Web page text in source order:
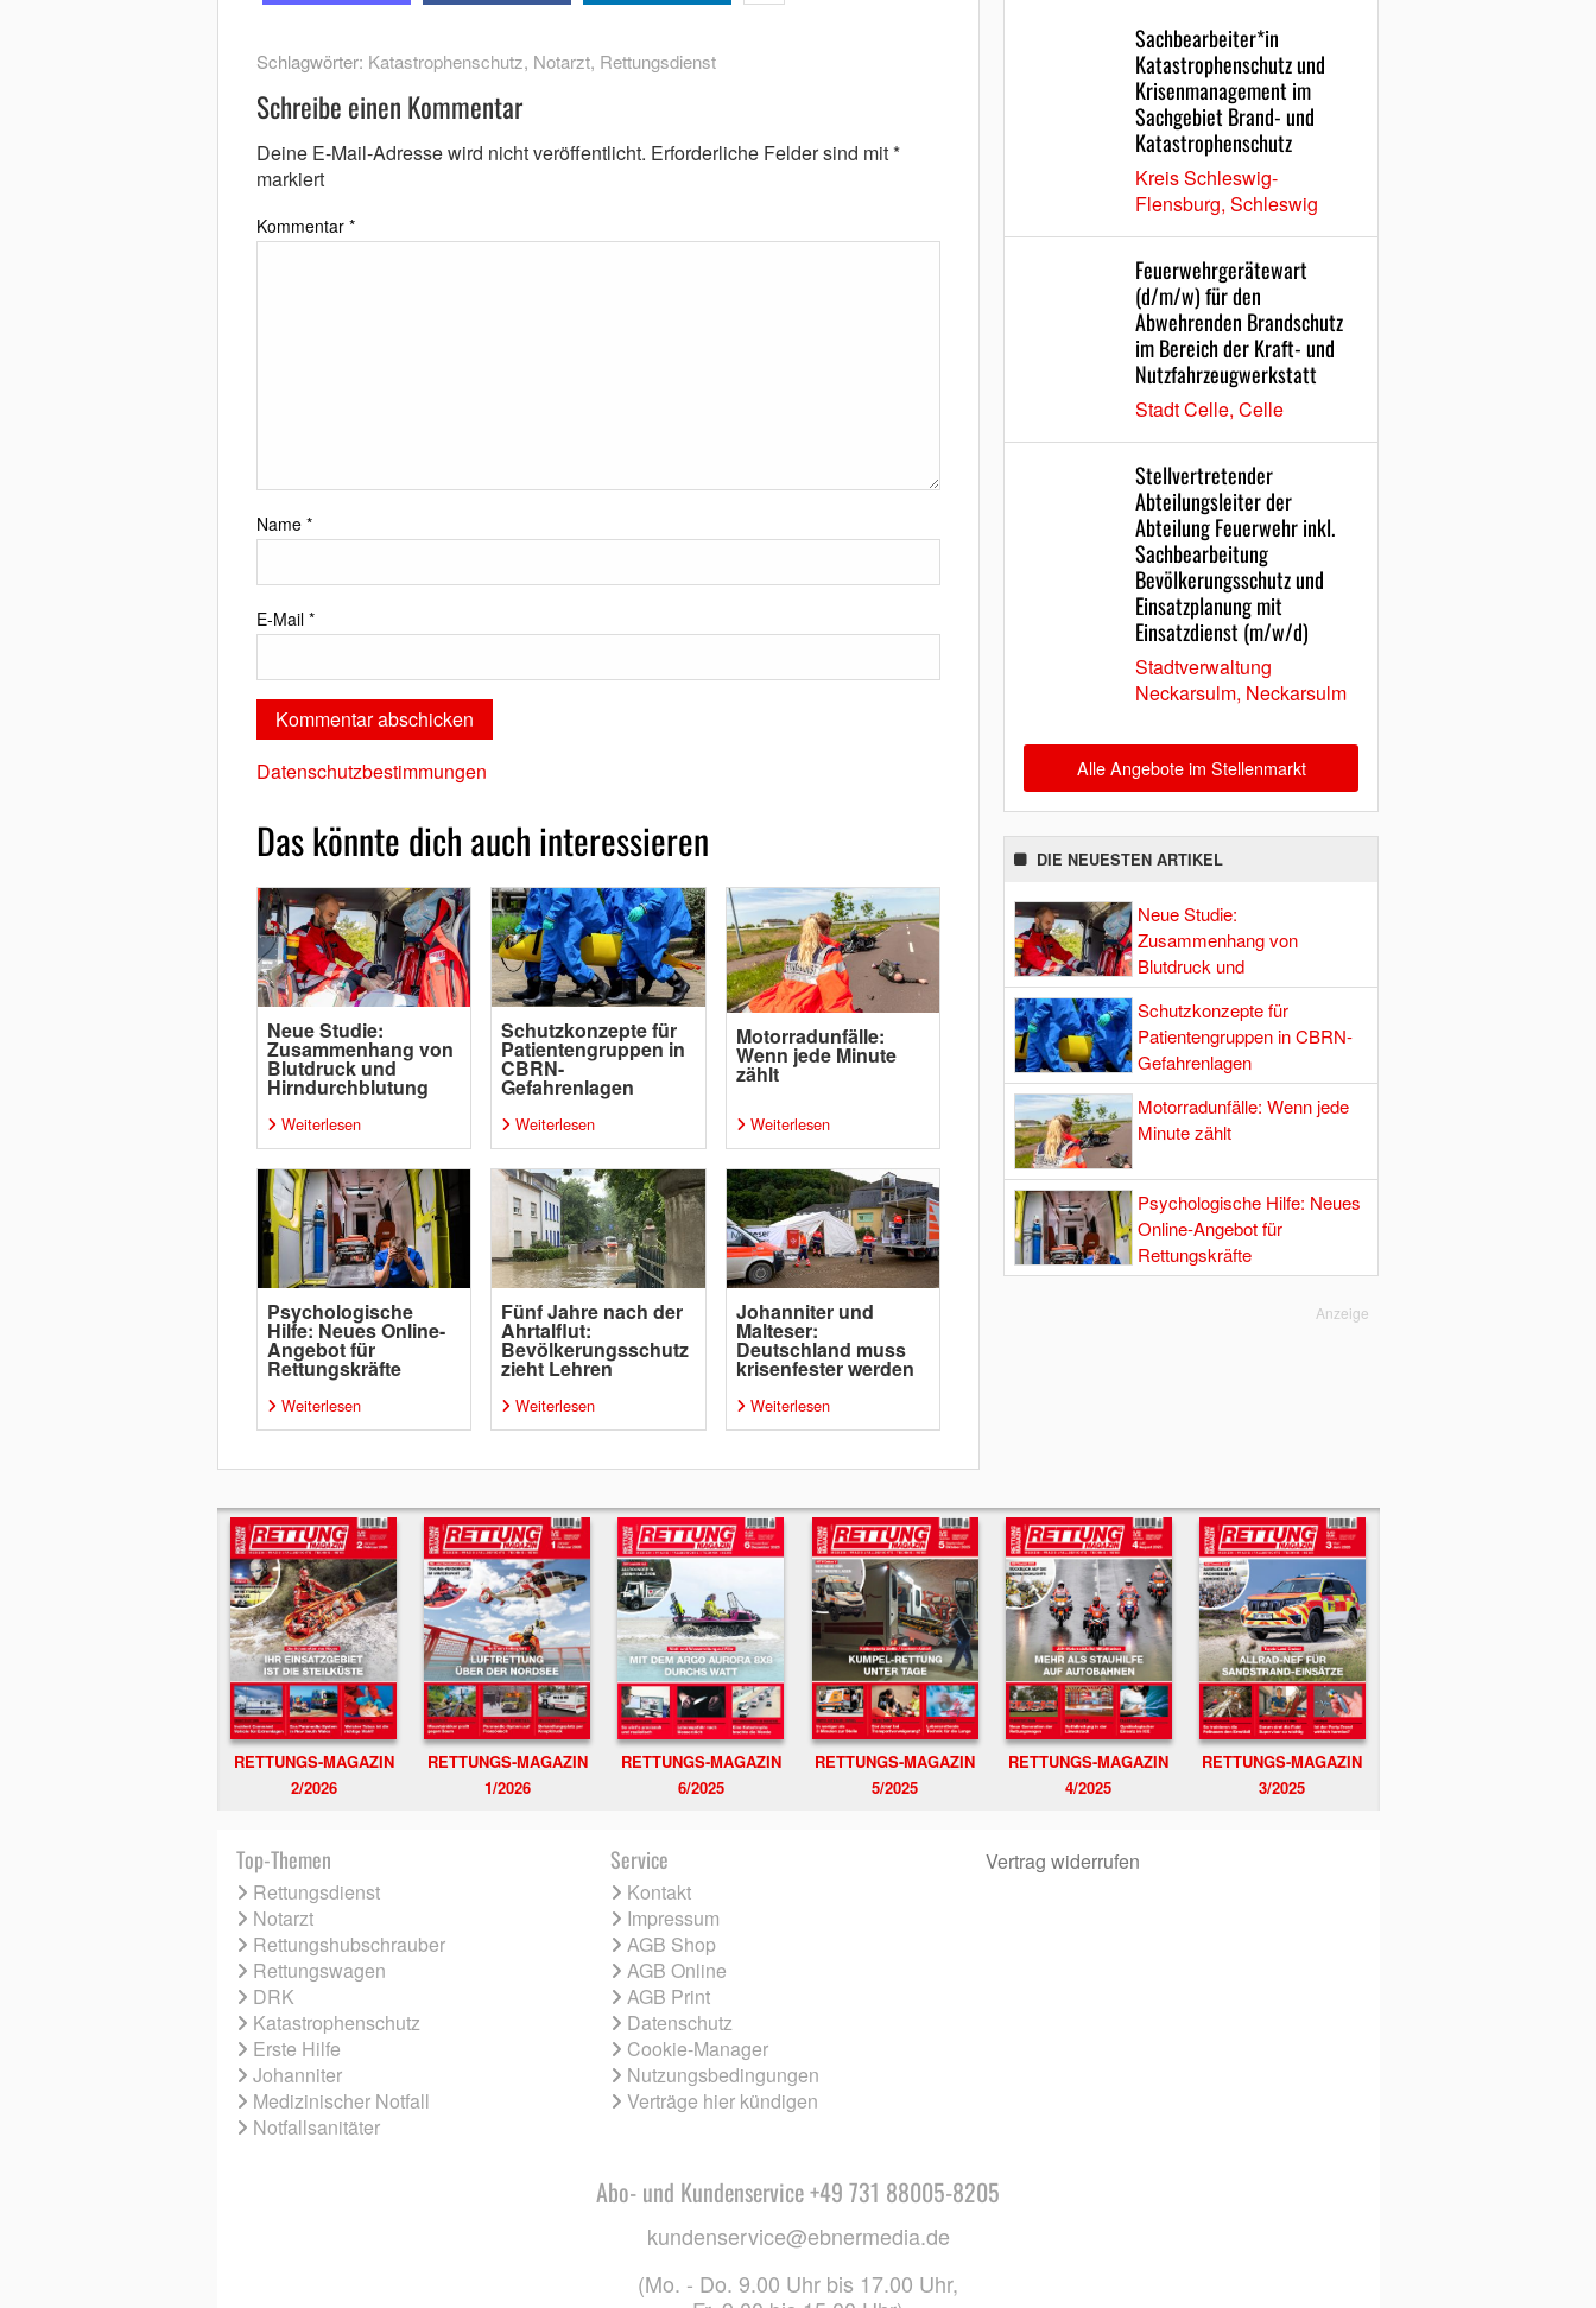
Schlagwörter: Katastrophenschutz, Notarzt, Rettungsdienst
Schreibe einen Kommentar
Deine E-Mail-Adresse wird nicht veröffentlicht. Erforderliche Felder sind mit*
markiert
Kommentar *
Name *
E-Mail *
Datenschutzbestimmungen
Das könnte dich auch interessieren
Neue Studie:
Zusammenhang von
Blutdruck und
Hirndurchblutung
Weiterlesen
Schutzkonzepte für
Patientengruppen in
CBRN-
Gefahrenlagen
Weiterlesen
Motorradunfälle:
Wenn jede Minute
zählt
Weiterlesen
Psychologische
Hilfe: Neues Online-
Angebot für
Rettungskräfte
Weiterlesen
Fünf Jahre nach der
Ahrtalflut:
Bevölkerungsschutz
zieht Lehren
Weiterlesen
Johanniter und
Malteser:
Deutschland muss
krisenfester werden
Weiterlesen
Sachbearbeiter*in
Katastrophenschutz und
Krisenmanagement im
Sachgebiet Brand- und
Katastrophenschutz
Kreis Schleswig-
Flensburg, Schleswig
Feuerwehrgerätewart
(d/m/w) für den
Abwehrenden Brandschutz
im Bereich der Kraft- und
Nutzfahrzeugwerkstatt
Stadt Celle, Celle
Stellvertretender
Abteilungsleiter der
Abteilung Feuerwehr inkl.
Sachbearbeitung
Bevölkerungsschutz und
Einsatzplanung mit
Einsatzdienst (m/w/d)
Stadtverwaltung
Neckarsulm, Neckarsulm
Alle Angebote im Stellenmarkt
DIE NEUESTEN ARTIKEL
Neue Studie:
Zusammenhang von
Blutdruck und
Hirndurchblutung
Schutzkonzepte für
Patientengruppen in CBRN-
Gefahrenlagen
Motorradunfälle: Wenn jede
Minute zählt
Psychologische Hilfe: Neues
Online-Angebot für
Rettungskräfte
Anzeige
RETTUNGS-MAGAZIN
2/2026
RETTUNGS-MAGAZIN
1/2026
RETTUNGS-MAGAZIN
6/2025
RETTUNGS-MAGAZIN
5/2025
RETTUNGS-MAGAZIN
4/2025
RETTUNGS-MAGAZIN
3/2025
Top-Themen
Rettungsdienst
Notarzt
Rettungshubschrauber
Rettungswagen
DRK
Katastrophenschutz
Erste Hilfe
Johanniter
Medizinischer Notfall
Notfallsanitäter
Service
Kontakt
Impressum
AGB Shop
AGB Online
AGB Print
Datenschutz
Cookie-Manager
Nutzungsbedingungen
Verträge hier kündigen
Vertrag widerrufen
Abo- und Kundenservice +49 731 88005-8205
kundenservice@ebnermedia.de
(Mo. - Do. 9.00 Uhr bis 17.00 Uhr,